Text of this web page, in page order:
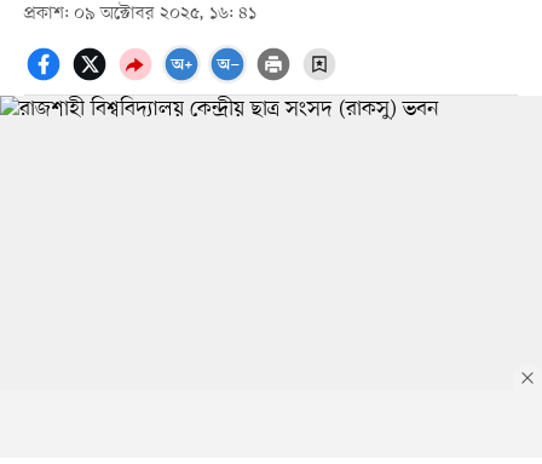
প্রকাশ: ০৯ অক্টোবর ২০২৫, ১৬: ৪১